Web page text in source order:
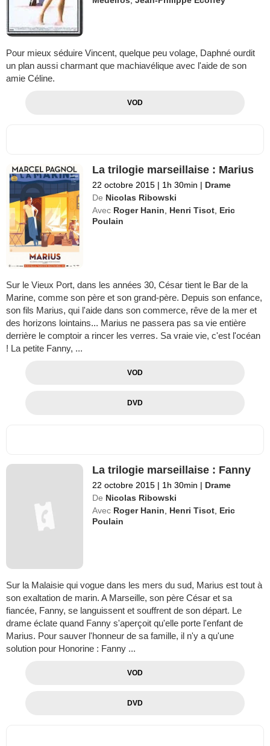
Pour mieux séduire Vincent, quelque peu volage, Daphné ourdit
un plan aussi charmant que machiavélique avec l'aide de son
amie Céline.
VOD
La trilogie marseillaise : Marius
22 octobre 2015 | 1h 30min | Drame
De Nicolas Ribowski
Avec Roger Hanin Henri Tisot Eric
Poulain
Sur le Vieux Port, dans les années 30, César tient le Bar de la
Marine, comme son père et son grand-père. Depuis son enfance,
son fils Marius, qui l'aide dans son commerce, rêve de la mer et
des horizons lointains... Marius ne passera pas sa vie entière
derrière le comptoir a rincer les verres. Sa vraie vie, c'est l'océan
! La petite Fanny, ...
VOD
DVD
La trilogie marseillaise : Fanny
22 octobre 2015 | 1h 30min | Drame
De Nicolas Ribowski
Avec Roger Hanin Henri Tisot Eric
Poulain
Sur la Malaisie qui vogue dans les mers du sud, Marius est tout à
son exaltation de marin. A Marseille, son père César et sa
fiancée, Fanny, se languissent et souffrent de son départ. Le
drame éclate quand Fanny s'aperçoit qu'elle porte l'enfant de
Marius. Pour sauver l'honneur de sa famille, il n'y a qu'une
solution pour Honorine : Fanny ...
VOD
DVD